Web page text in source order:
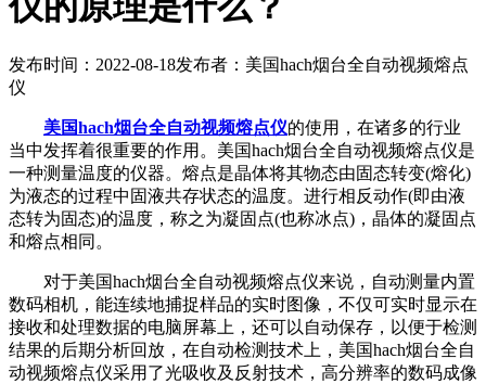
发布时间：2022-08-18发布者：美国hach烟台全自动视频熔点
仪
美国hach烟台全自动视频熔点仪的使用，在诸多的行业
当中发挥着很重要的作用。美国hach烟台全自动视频熔点仪是
一种测量温度的仪器。熔点是晶体将其物态由固态转变(熔化)
为液态的过程中固液共存状态的温度。进行相反动作(即由液
态转为固态)的温度，称之为凝固点(也称冰点)，晶体的凝固点
和熔点相同。
对于美国hach烟台全自动视频熔点仪来说，自动测量内置
数码相机，能连续地捕捉样品的实时图像，不仅可实时显示在
接收和处理数据的电脑屏幕上，还可以自动保存，以便于检测
结果的后期分析回放，在自动检测技术上，美国hach烟台全自
动视频熔点仪采用了光吸收及反射技术，高分辨率的数码成像